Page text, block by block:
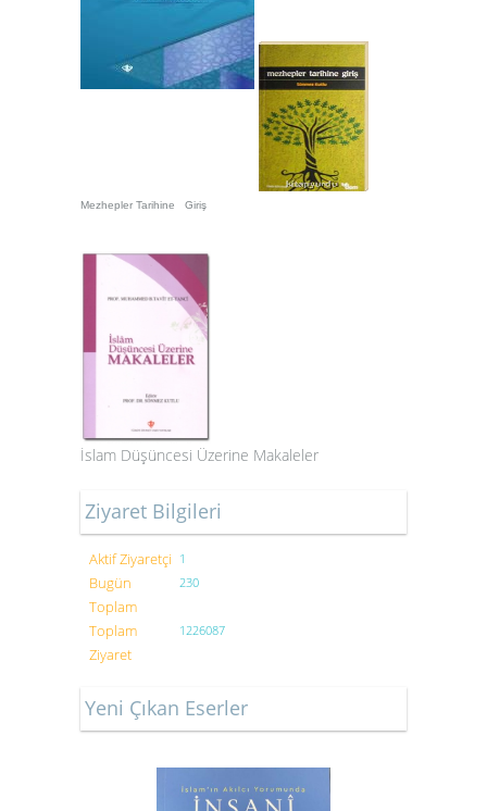
Mezhepler Tarihine Giriş
İslam Düşüncesi Üzerine Makaleler
Ziyaret Bilgileri
Aktif Ziyaretçi 1
Bugün
Toplam
230
Toplam
Ziyaret
1226087
Yeni Çıkan Eserler